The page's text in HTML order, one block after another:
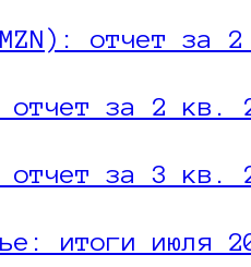
отчет за
отчет за 2 кв.
отчет за 3 кв.
итоги июля